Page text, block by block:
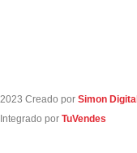
2023 Creado por Simon Digital
Integrado por TuVendes